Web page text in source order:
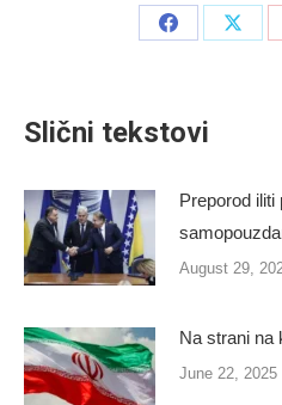
Share
Share
Slični tekstovi
Preporod iliti
August 29,
Na strani na
June 22, 2025